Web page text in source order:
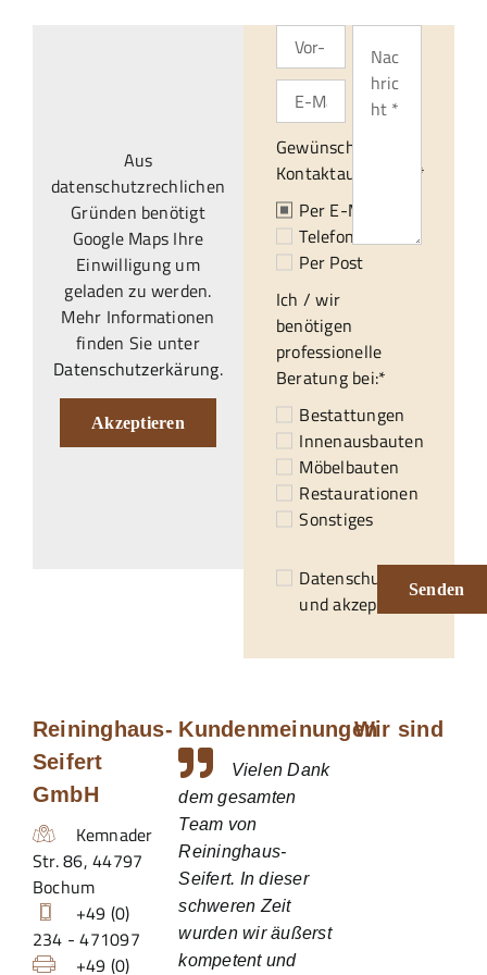
Aus
datenschutzrechlichen
Gründen benötigt
Google Maps Ihre
Einwilligung um
geladen zu werden.
Mehr Informationen
finden Sie unter
Datenschutzerkärung.
Akzeptieren
Gewünschte
Kontaktaufnahme:*
Per E-Mail
Telefonisch
Per Post
Ich / wir
benötigen
professionelle
Beratung bei:*
Bestattungen
Innenausbauten
Möbelbauten
Restaurationen
Sonstiges
Datenschutzerklärung
und akzeptiert.*
Senden
Reininghaus-
Seifert
GmbH
Kemnader
Str. 86,44797
Bochum
+49 (0)
234 - 471097
+49 (0)
Kundenmeinungen
Vielen Dank
dem gesamten
Team von
Reininghaus-
Seifert. In dieser
schweren Zeit
wurden wir äußerst
kompetent und
Wir sind